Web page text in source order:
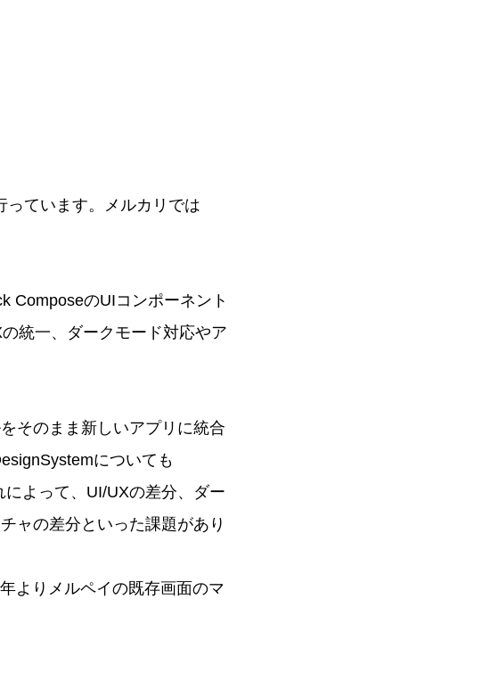
っています。メルカリでは
ComposeのUIコンポーネント
統一、ダークモード対応やア
そのまま新しいアプリに統合
についても
よって、UI/UXの差分、ダー
ャの差分といった課題があり
よりメルペイの既存画面のマ